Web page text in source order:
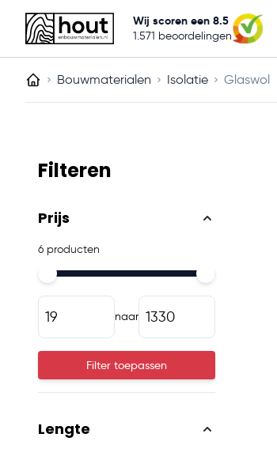
Wij scoren een 8.5
1.571 beoordelingen
Hout Tuinhout Plaatmateriaal
Bouwmaterialen Isolatie Glaswol
Filteren
Prijs
6 producten
Minimal price
Maximum price
naar
Filter toepassen
Lengte